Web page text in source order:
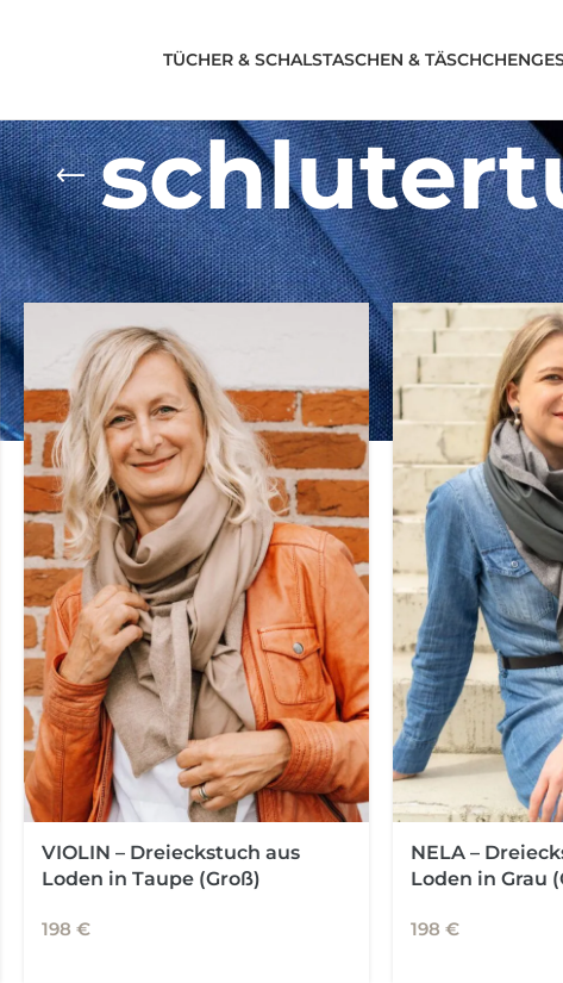
TÜCHER & SCHALSTASCHEN & TÄSCHCHEN
VIOLIN – Dreieckstuch aus
Loden in Taupe (Groß)
198 €
NELA –
Loden in Grau
198 €